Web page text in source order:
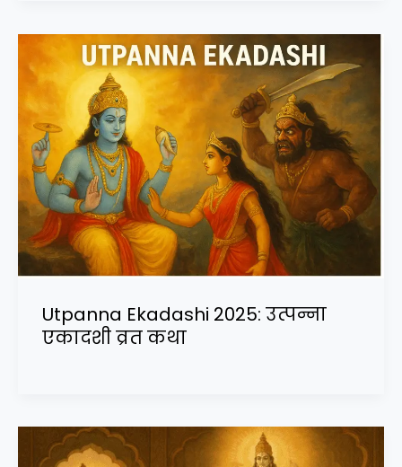
Utpanna Ekadashi 2025: उत्पन्ना
एकादशी व्रत कथा